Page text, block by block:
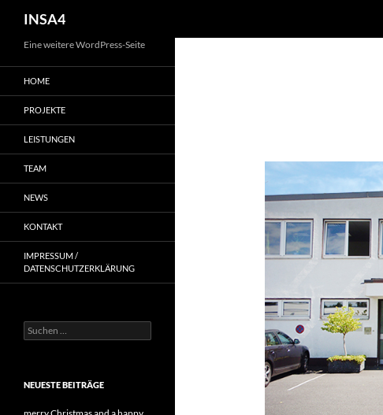
INSA4
Eine weitere WordPress-Seite
HOME
PROJEKTE
LEISTUNGEN
TEAM
NEWS
KONTAKT
IMPRESSUM /
DATENSCHUTZERKLÄRUNG
NEUESTE BEITRÄGE